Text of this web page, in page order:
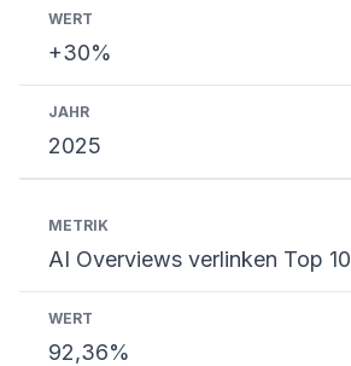
+30%
2025
AI Overviews verlinken Top 10
92,36%